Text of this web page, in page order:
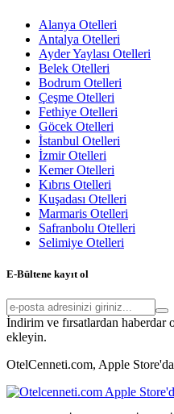
Alanya Otelleri
Antalya Otelleri
Ayder Yaylası Otelleri
Belek Otelleri
Bodrum Otelleri
Çeşme Otelleri
Fethiye Otelleri
Göcek Otelleri
İstanbul Otelleri
İzmir Otelleri
Kemer Otelleri
Kıbrıs Otelleri
Kuşadası Otelleri
Marmaris Otelleri
Safranbolu Otelleri
Selimiye Otelleri
E-Bültene kayıt ol
İndirim ve fırsatlardan haberdar
ekleyin.
OtelCenneti.com, Apple